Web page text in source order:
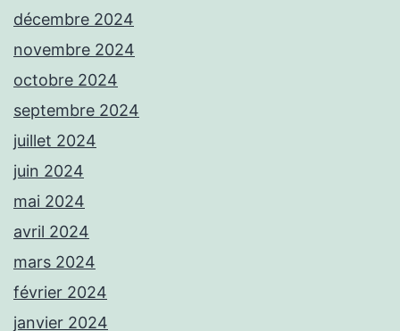
décembre 2024
novembre 2024
octobre 2024
septembre 2024
juillet 2024
juin 2024
mai 2024
avril 2024
mars 2024
février 2024
janvier 2024